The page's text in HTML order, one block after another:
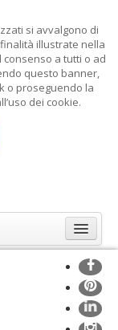
si avvalgono di
illustrate nella
consenso a tutti o ad
questo banner,
o proseguendo la
dei cookie.